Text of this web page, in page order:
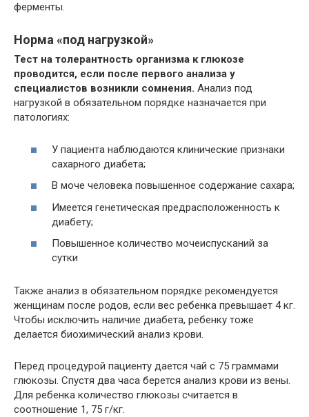
ферменты.
Норма «под нагрузкой»
Тест на толерантность организма к глюкозе
проводится, если после первого анализа у
специалистов возникли сомнения. Анализ под
нагрузкой в обязательном порядке назначается при
патологиях:
У пациента наблюдаются клинические признаки
сахарного диабета;
В моче человека повышенное содержание сахара;
Имеется генетическая предрасположенность к
диабету;
Повышенное количество мочеиспусканий за
сутки
Также анализ в обязательном порядке рекомендуется
женщинам после родов, если вес ребенка превышает 4 кг.
Чтобы исключить наличие диабета, ребенку тоже
делается биохимический анализ крови.
Перед процедурой пациенту дается чай с 75 граммами
глюкозы. Спустя два часа берется анализ крови из вены.
Для ребенка количество глюкозы считается в
соотношение 1, 75 г/кг.